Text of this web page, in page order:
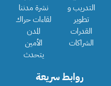
التدريب و
تطوير
القدرات
الشراكات
نشرة مدننا
لقاءات حراك
المدن
الأمين
يتحدث
روابط سريعة